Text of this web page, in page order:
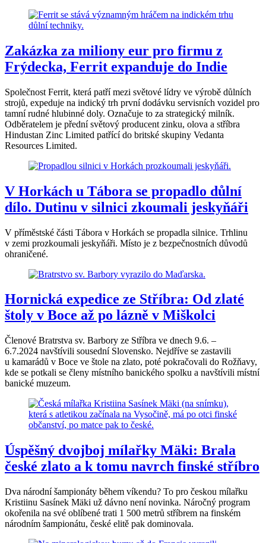
Zakázka za miliony eur pro firmu z
Frýdecka, Ferrit expanduje do Indie
Společnost Ferrit, která patří mezi světové lídry ve výrobě důlních
strojů, expeduje na indický trh první dodávku servisních vozidel pro
tamní rudné hlubinné doly. Označuje to za strategický milník.
Odběratelem je přední světový producent zinku, olova a stříbra
Hindustan Zinc Limited patřící do britské skupiny Vedanta
Resources Limited.
V Horkách u Tábora se propadlo důlní
dílo. Dutinu v silnici zkoumali jeskyňáři
V příměstské části Tábora v Horkách se propadla silnice. Trhlinu
v zemi prozkoumali jeskyňáři. Místo je z bezpečnostních důvodů
ohraničené.
Hornická expedice ze Stříbra: Od zlaté
štoly v Boce až po lázně v Miškolci
Členové Bratrstva sv. Barbory ze Stříbra ve dnech 9.6. –
6.7.2024 navštívili sousední Slovensko. Nejdříve se zastavili
u kamarádů v Boce ve štole na zlato, poté pokračovali do Rožňavy,
kde se potkali se členy místního banického spolku a navštívili místní
banické muzeum.
Úspěšný dvojboj mílařky Mäki: Brala
české zlato a k tomu navrch finské stříbro
Dva národní šampionáty během víkendu? To pro českou mílařku
Kristiinu Sasínek Mäki už dávno není novinka. Náročný program
okořenila na své oblíbené trati 1 500 metrů stříbrem na finském
národním šampionátu, české elitě pak dominovala.